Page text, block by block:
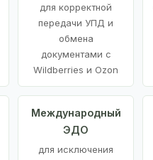
для корректной
передачи УПД и
обмена
документами с
Wildberries и Ozon
Международный
ЭДО
для исключения